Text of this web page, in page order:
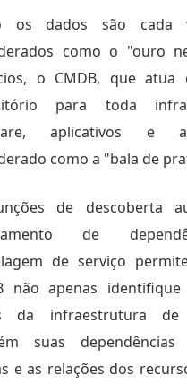
os dados são cada
como o "ouro
o CMDB, que atua
para toda
aplicativos e
como a "bala de
de descoberta
de
de serviço
não apenas
da infraestrutura
suas
e as relações dos